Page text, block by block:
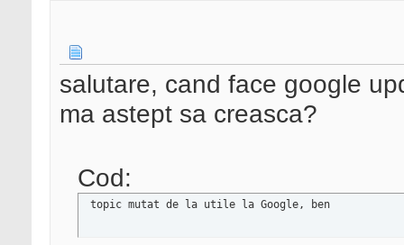
salutare, cand face google
ma astept sa creasca?
Cod:
topic mutat de la utile la Google, ben